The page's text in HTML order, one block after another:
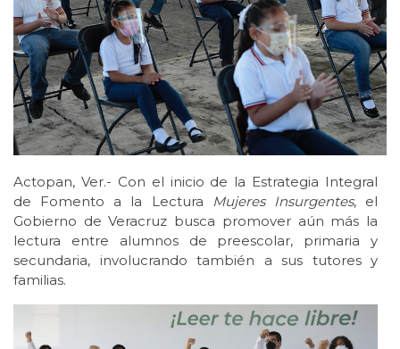
Actopan, Ver.- Con el inicio de la Estrategia Integral
de Fomento a la Lectura Mujeres Insurgentes, el
Gobierno de Veracruz busca promover aún más la
lectura entre alumnos de preescolar, primaria y
secundaria, involucrando también a sus tutores y
familias.